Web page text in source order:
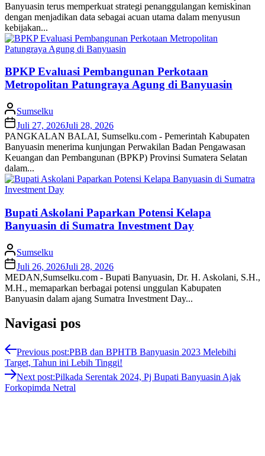
Banyuasin terus memperkuat strategi penanggulangan kemiskinan
dengan menjadikan data sebagai acuan utama dalam menyusun
kebijakan...
BPKP Evaluasi Pembangunan Perkotaan
Metropolitan Patungraya Agung di Banyuasin
Sumselku
Juli 27, 2026Juli 28, 2026
PANGKALAN BALAI, Sumselku.com - Pemerintah Kabupaten
Banyuasin menerima kunjungan Perwakilan Badan Pengawasan
Keuangan dan Pembangunan (BPKP) Provinsi Sumatera Selatan
dalam...
Bupati Askolani Paparkan Potensi Kelapa
Banyuasin di Sumatra Investment Day
Sumselku
Juli 26, 2026Juli 28, 2026
MEDAN,Sumselku.com - Bupati Banyuasin, Dr. H. Askolani, S.H.,
M.H., memaparkan berbagai potensi unggulan Kabupaten
Banyuasin dalam ajang Sumatra Investment Day...
Navigasi pos
Previous post:PBB dan BPHTB Banyuasin 2023 Melebihi
Target, Tahun ini Lebih Tinggi!
Next post:Pilkada Serentak 2024, Pj Bupati Banyuasin Ajak
Forkopimda Netral